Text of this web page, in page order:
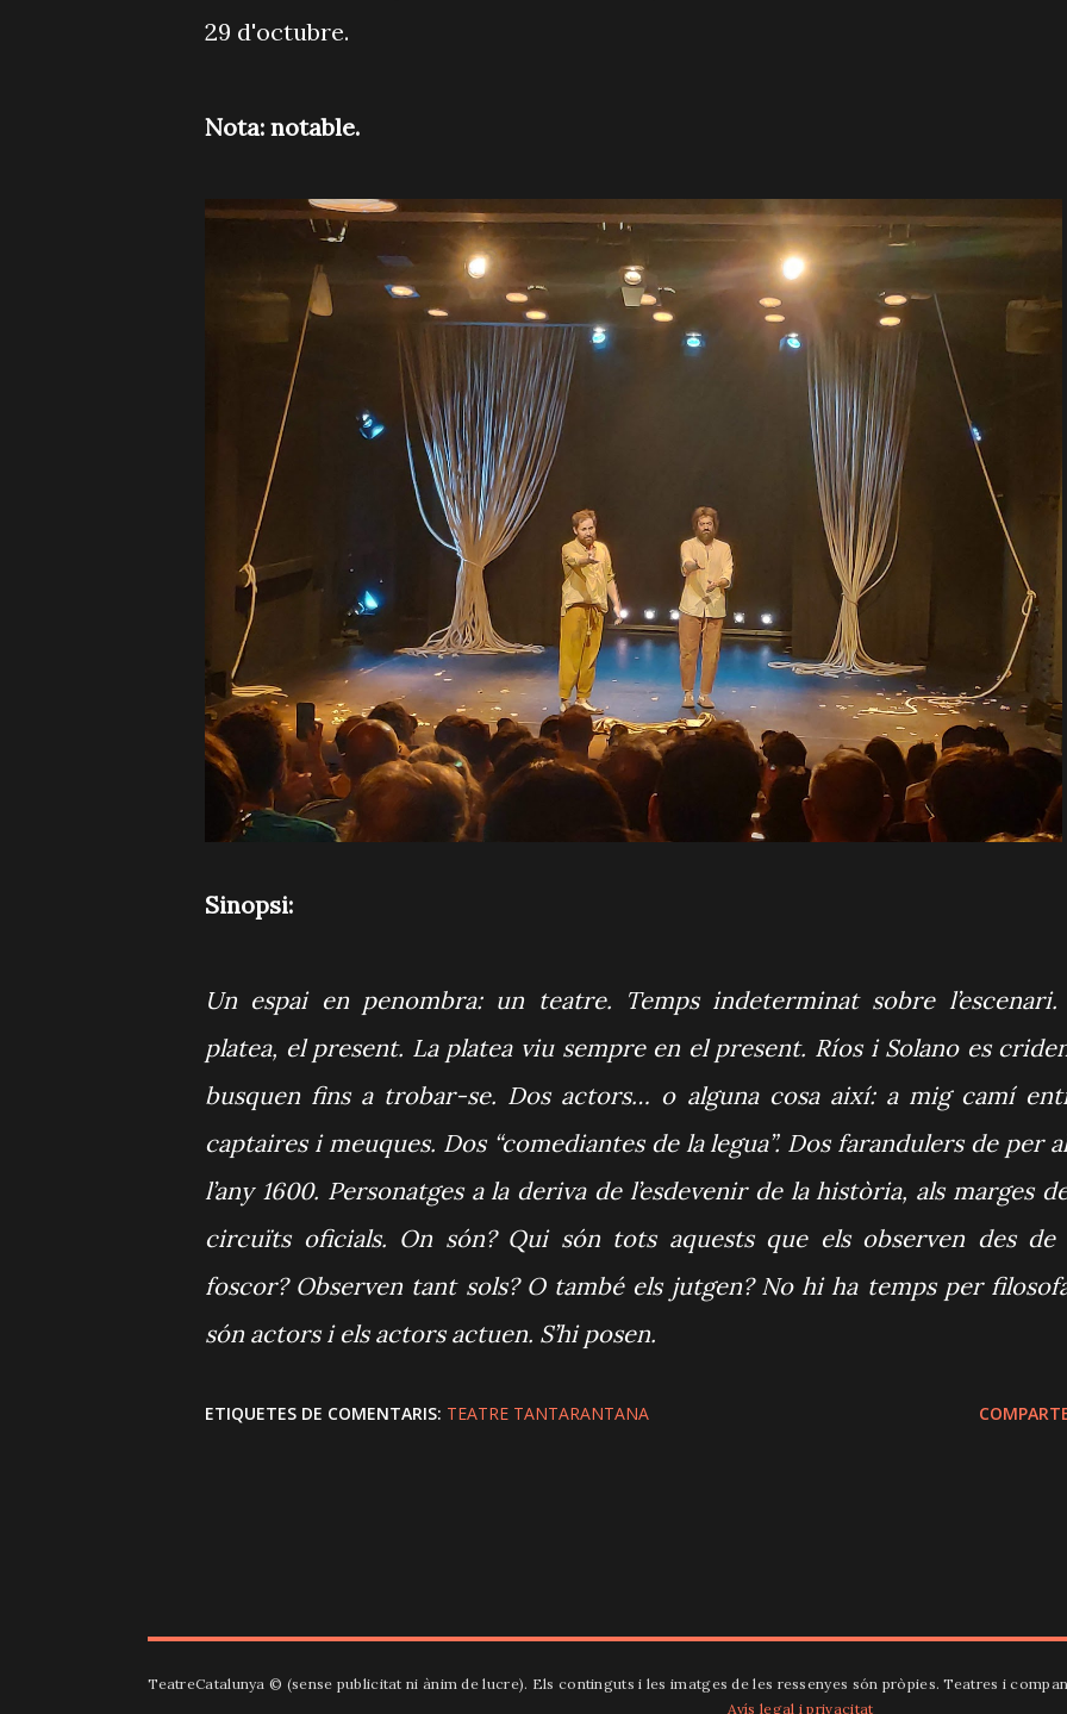
29 d'octubre.
Nota: notable.
Sinopsi:
Un espai en penombra: un teatre. Temps indeterminat sobre l’escenari.
platea, el present. La platea viu sempre en el present. Ríos i Solano es
busquen fins a trobar-se. Dos actors… o alguna cosa així: a mig camí
captaires i meuques. Dos “comediantes de la legua”. Dos farandulers de per
l’any 1600. Personatges a la deriva de l’esdevenir de la història, als marges
circuïts oficials. On són? Qui són tots aquests que els observen des de
foscor? Observen tant sols? O també els jutgen? No hi ha temps per
són actors i els actors actuen. S’hi posen.
ETIQUETES DE COMENTARIS: TEATRE TANTARANTANA
TeatreCatalunya ©️ (sense publicitat ni ànim de lucre). Els continguts i les imatges de les ressenyes són pròpies. Teatres i
Avís legal i privacitat